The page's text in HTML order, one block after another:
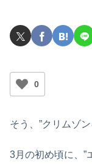
0
そう、”クリムゾン
3月の初め頃に、”